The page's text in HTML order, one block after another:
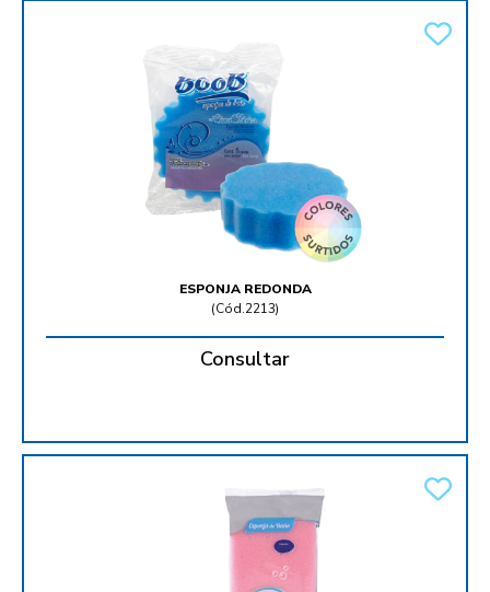
ESPONJA REDONDA
(Cód.2213)
Consultar